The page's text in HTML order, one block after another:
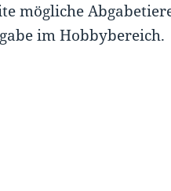
mögliche
im Hobbybereich.